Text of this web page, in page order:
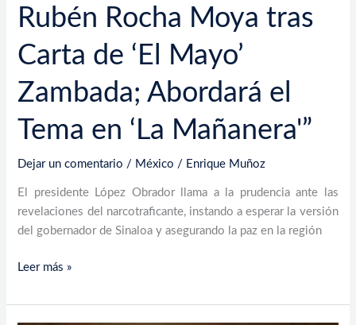
Rubén Rocha Moya tras
Carta de ‘El Mayo’
Zambada; Abordará el
Tema en ‘La Mañanera'”
Dejar un comentario / México / Enrique Muñoz
El presidente López Obrador llama a la prudencia ante las
revelaciones del narcotraficante, instando a esperar la versión
del gobernador de Sinaloa y asegurando la paz en la región
Tema
en
‘La
Mañanera'”
Leer más »